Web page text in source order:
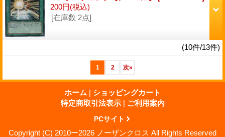
200円(税込)
[在庫数 2点]
(10件/13件)
1 2 次»
ホーム | ショッピングカート
特定商取引法表示 | ご利用案内
PCサイト
Copyright (C) 2010ー2026 ノーザンクロス All Rights Reserved